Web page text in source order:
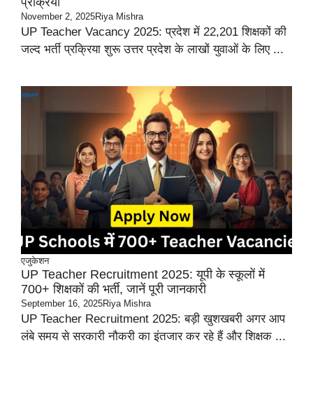
November 2, 2025Riya Mishra
UP Teacher Vacancy 2025: प्रदेश में 22,201 शिक्षकों की
जल्द भर्ती प्रक्रिया शुरू उत्तर प्रदेश के लाखों युवाओं के लिए ...
एजुकेशन
UP Teacher Recruitment 2025: यूपी के स्कूलों में
700+ शिक्षकों की भर्ती, जानें पूरी जानकारी
September 16, 2025Riya Mishra
UP Teacher Recruitment 2025: बड़ी खुशखबरी अगर आप
लंबे समय से सरकारी नौकरी का इंतजार कर रहे हैं और शिक्षक ...